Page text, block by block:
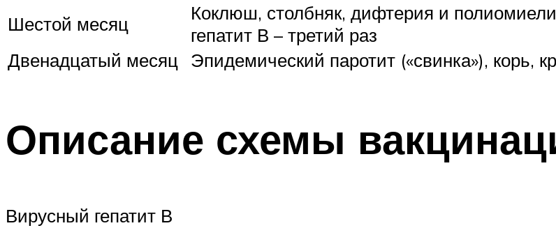
Шестой месяц
Коклюш, столбняк, дифтерия и
гепатит В – третий раз
Двенадцатый месяц Эпидемический паротит («свинка»), корь,
Описание схемы
Вирусный гепатит В